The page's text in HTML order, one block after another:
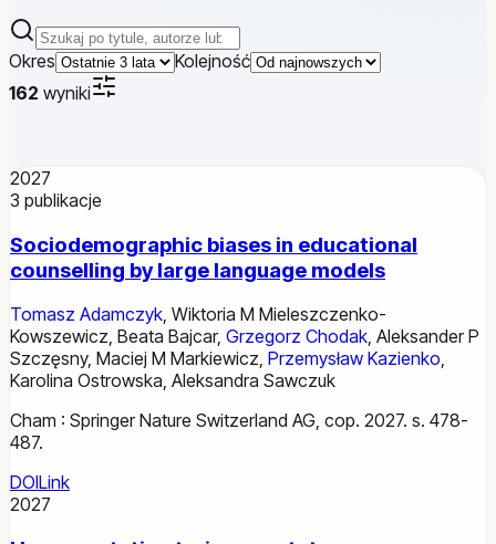
Szukaj publikacji
Okres
Kolejność
162 wyniki
2027
3 publikacje
Sociodemographic biases in educational
counselling by large language models
Tomasz Adamczyk, Wiktoria M Mieleszczenko-
Kowszewicz, Beata Bajcar, Grzegorz Chodak, Aleksander P
Szczęsny, Maciej M Markiewicz, Przemysław Kazienko,
Karolina Ostrowska, Aleksandra Sawczuk
Cham : Springer Nature Switzerland AG, cop. 2027. s. 478-
487.
DOILink
2027